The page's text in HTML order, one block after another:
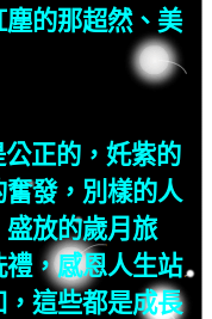
的那超然、美
正的，奼紫的
發，別樣的人
放的歲月旅
，感恩人生站
這些都是成長